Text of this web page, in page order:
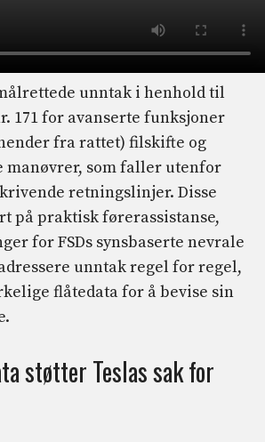
unntak i henhold til
171 for avanserte funksjoner
fra rattet) filskifte og
manøvrer, som faller utenfor
retningslinjer. Disse
på praktisk førerassistanse,
for FSDs synsbaserte nevrale
unntak regel for regel,
flåtedata for å bevise sin
støtter Teslas sak for